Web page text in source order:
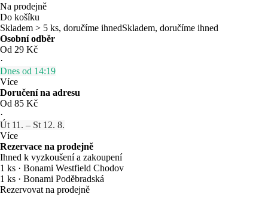
Na prodejně
Do košíku
Skladem > 5 ks, doručíme ihnedSkladem, doručíme ihned
Osobní odběr
Od 29 Kč
·
Dnes od 14:19
Více
Doručení na adresu
Od 85 Kč
·
Út 11. – St 12. 8.
Více
Rezervace na prodejně
Ihned k vyzkoušení a zakoupení
1 ks · Bonami Westfield Chodov
1 ks · Bonami Poděbradská
Rezervovat na prodejně